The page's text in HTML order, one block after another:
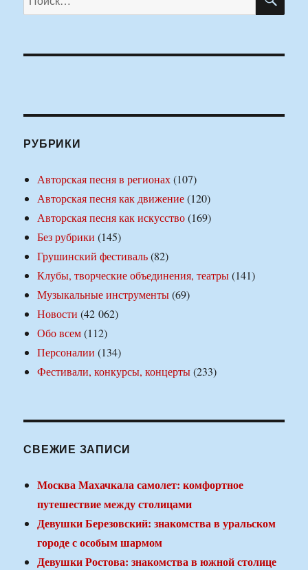
РУБРИКИ
Авторская песня в регионах(107)
Авторская песня как движение(120)
Авторская песня как искусство(169)
Без рубрики (145)
Грушинский фестиваль(82)
Клубы, творческие объединения, театры(141)
Музыкальные инструменты(69)
Новости (42 062)
Обо всем(112)
Персоналии (134)
Фестивали, конкурсы, концерты(233)
СВЕЖИЕ ЗАПИСИ
Москва Махачкала самолет: комфортное
путешествие между столицами
Девушки Березовский: знакомства в уральском
городе с особым шармом
Девушки Ростова: знакомства в южной столице